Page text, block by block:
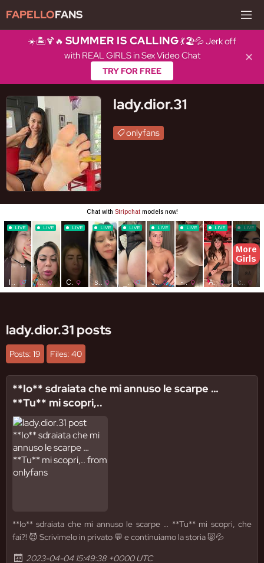
FAPELLOFANS
☀️🏝️🍹🔥 SUMMER IS CALLING💃🏖️💦 Jerk off
with REAL GIRLS in Sex Video Chat
TRY FOR FREE
✕
lady.dior.31
onlyfans
lady.dior.31 posts
Posts: 19 Files: 40
**Io** sdraiata che mi annuso le scarpe …
**Tu** mi scopri,..
**Io** sdraiata che mi annuso le scarpe … **Tu** mi scopri, che
fai?! 😈 Scrivimelo in privato 💬 e continuiamo la storia 🐷💦
2023-04-04 15:49:38 +0000 UTC